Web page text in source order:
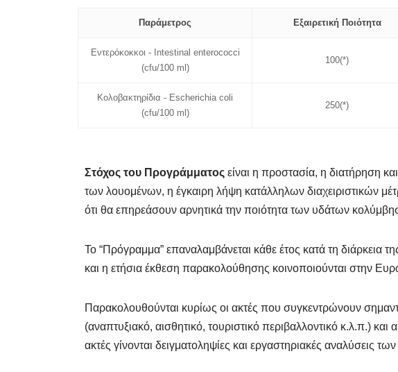
Παράμετρος Εξαιρετική Ποιότητα
Εντερόκοκκοι - Intestinal enterococci
(cfu/100 ml)
100(*)
Κολοβακτηρίδια - Escherichia coli
(cfu/100 ml)
250(*)
Στόχος του Προγράμματος είναι η προστασία, η διατήρηση
των λουομένων, η έγκαιρη λήψη κατάλληλων διαχειριστικών
ότι θα επηρεάσουν αρνητικά την ποιότητα των υδάτων
Το “Πρόγραμμα” επαναλαμβάνεται κάθε έτος κατά τη διάρκεια
και η ετήσια έκθεση παρακολούθησης κοινοποιούνται στην
Παρακολουθούνται κυρίως οι ακτές που συγκεντρώνουν
(αναπτυξιακό, αισθητικό, τουριστικό περιβαλλοντικό κ.λ.π.)
ακτές γίνονται δειγματοληψίες και εργαστηριακές αναλύσεις